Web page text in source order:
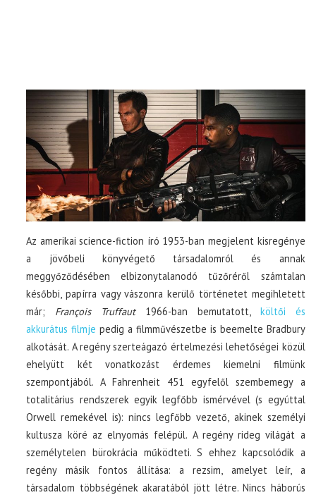
Az amerikai science-fiction író 1953-ban megjelent kisregénye
a jövőbeli könyvégető társadalomról és annak
meggyőződésében elbizonytalanodó tűzőréről számtalan
későbbi, papírra vagy vászonra kerülő történetet megihletett
már; François Truffaut1966-ban bemutatott, költői és
akkurátus filmje pedig a filmművészetbe is beemelte Bradbury
alkotását. A regény szerteágazó értelmezési lehetőségei közül
ehelyütt két vonatkozást érdemes kiemelni filmünk
szempontjából. A Fahrenheit 451 egyfelől szembemegy a
totalitárius rendszerek egyik legfőbb ismérvével (s egyúttal
Orwell remekével is): nincs legfőbb vezető, akinek személyi
kultusza köré az elnyomás felépül. A regény rideg világát a
személytelen bürokrácia működteti. S ehhez kapcsolódik a
regény másik fontos állítása: a rezsim, amelyet leír, a
társadalom többségének akaratából jött létre. Nincs háborús